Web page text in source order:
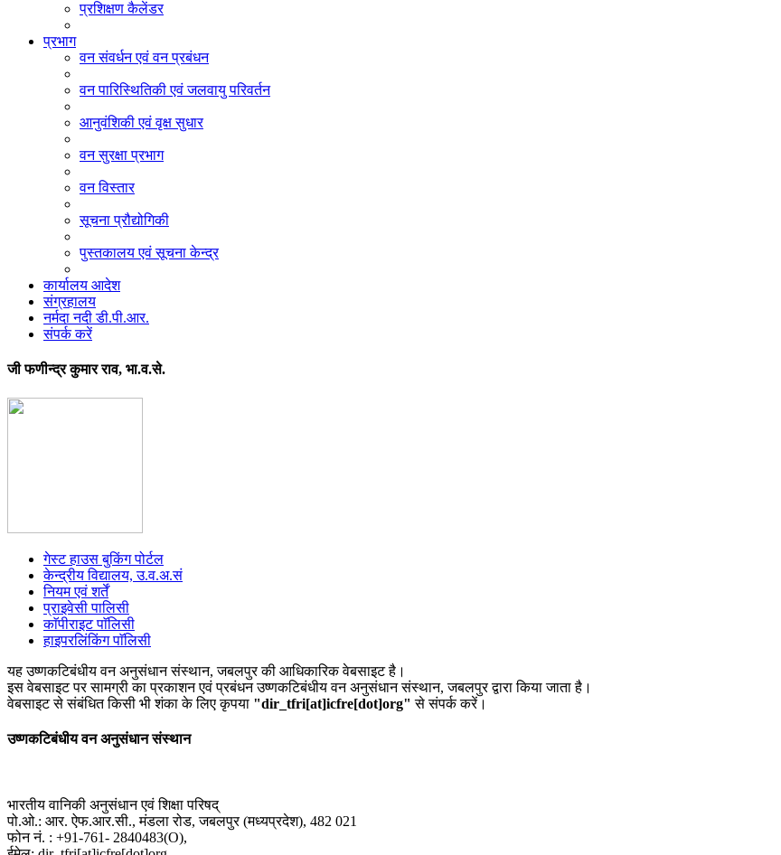
प्रशिक्षण कैलेंडर
प्रभाग
वन संवर्धन एवं वन प्रबंधन
वन पारिस्थितिकी एवं जलवायु परिवर्तन
आनुवंशिकी एवं वृक्ष सुधार
वन सुरक्षा प्रभाग
वन विस्तार
सूचना प्रौद्योगिकी
पुस्तकालय एवं सूचना केन्द्र
कार्यालय आदेश
संग्रहालय
नर्मदा नदी डी.पी.आर.
संपर्क करें
जी फणीन्द्र कुमार राव, भा.व.से.
गेस्ट हाउस बुकिंग पोर्टल
केन्द्रीय विद्यालय, उ.व.अ.सं
नियम एवं शर्तें
प्राइवेसी पालिसी
काॅपीराइट पाॅलिसी
हाइपरलिंकिंग पाॅलिसी
यह उष्णकटिबंधीय वन अनुसंधान संस्थान, जबलपुर की आधिकारिक वेबसाइट है।
इस वेबसाइट पर सामग्री का प्रकाशन एवं प्रबंधन उष्णकटिबंधीय वन अनुसंधान संस्थान, जबलपुर द्वारा किया जाता है।
वेबसाइट से संबंधित किसी भी शंका के लिए कृपया "dir_tfri[at]icfre[dot]org" से संपर्क करें।
उष्णकटिबंधीय वन अनुसंधान संस्थान
भारतीय वानिकी अनुसंधान एवं शिक्षा परिषद्
पो.ओ.: आर. ऐफ.आर.सी., मंडला रोड, जबलपुर (मध्यप्रदेश), 482 021
फोन नं. : +91-761- 2840483(O),